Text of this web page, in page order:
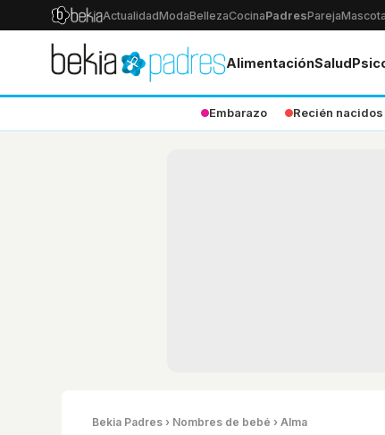
ActualidadModaBellezaCocinaPadresPareja
AlimentaciónSalud
Embarazo Recién nacidos
Bekia Padres › Nombres de bebé › Alma